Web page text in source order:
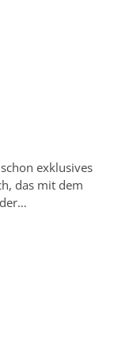
exklusives
das mit dem